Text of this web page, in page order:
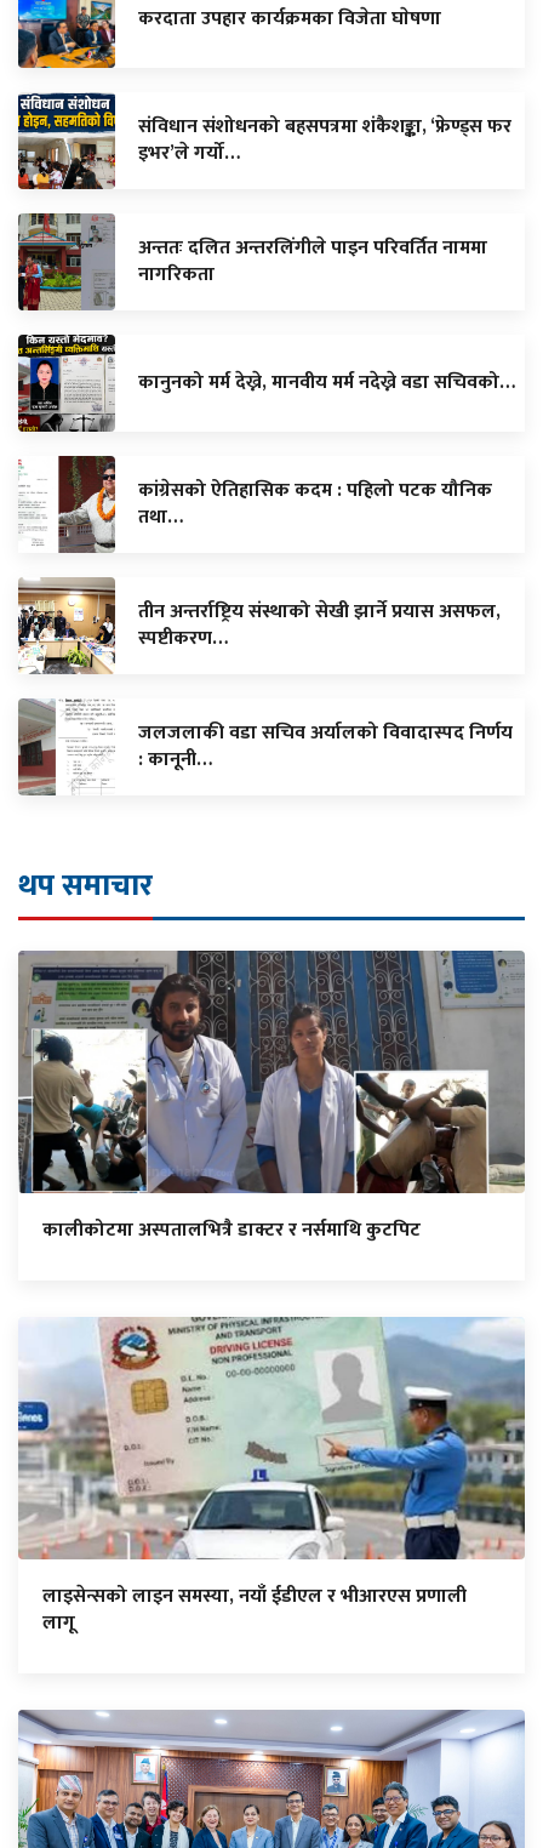
करदाता उपहार कार्यक्रमका विजेता घाेषणा
संविधान संशोधनको बहसपत्रमा शंकैशङ्का, ‘फ्रेण्ड्स फर
इभर’ले गर्यो…
अन्ततः दलित अन्तरलिंगीले पाइन परिवर्तित नाममा
नागरिकता
कानुनको मर्म देख्ने, मानवीय मर्म नदेख्ने वडा सचिवको…
कांग्रेसको ऐतिहासिक कदम : पहिलो पटक यौनिक
तथा…
तीन अन्तर्राष्ट्रिय संस्थाको सेखी झार्ने प्रयास असफल,
स्पष्टीकरण…
जलजलाकी वडा सचिव अर्यालको विवादास्पद निर्णय
: कानूनी…
थप समाचार
कालीकोटमा अस्पतालभित्रै डाक्टर र नर्समाथि कुटपिट
लाइसेन्सको लाइन समस्या, नयाँ ईडीएल र भीआरएस प्रणाली
लागू